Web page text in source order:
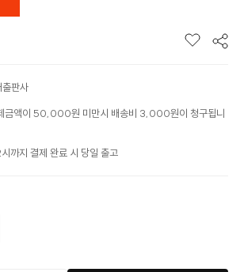
출판사
금액이 50,000원 미만시 배송비 3,000원이 청구됩니
까지 결제 완료 시 당일 출고